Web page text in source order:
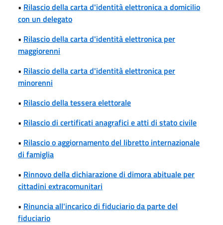
• Rilascio della carta d'identità elettronica a domicilio
con un delegato
• Rilascio della carta d'identità elettronica per
maggiorenni
• Rilascio della carta d'identità elettronica per
minorenni
• Rilascio della tessera elettorale
• Rilascio di certificati anagrafici e atti di stato civile
• Rilascio o aggiornamento del libretto internazionale
di famiglia
• Rinnovo della dichiarazione di dimora abituale per
cittadini extracomunitari
• Rinuncia all'incarico di fiduciario da parte del
fiduciario